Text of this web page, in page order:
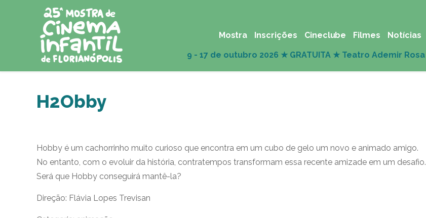
Mostra Inscrições Cineclube Filmes Notícias
H2Obby
Hobby é um cachorrinho muito curioso que encontra em um cubo de gelo um novo e animado amigo.
No entanto, com o evoluir da história, contratempos transformam essa recente amizade em um desafio.
Será que Hobby conseguirá mantê-la?
Direção: Flávia Lopes Trevisan